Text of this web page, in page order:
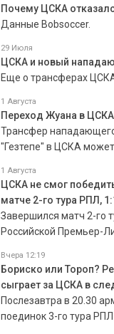
Почему ЦСКА
Данные Bobsoccer.
29 Июля
ЦСКА и новый
Еще о трансферах
1 Августа
Переход Жуана в
Трансфер
"Гезтепе" в ЦСКА может
1 Августа
ЦСКА не смог
матче 2-го тура РПЛ,
Завершился матч 2-го
Российской Премьер-
Вчера 12:19
Бориско или Тороп?
сыграет за ЦСКА в
Послезавтра в 20.30
поединок 3-го тура